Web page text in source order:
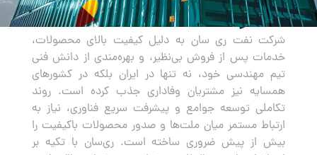
صادرات
شرکت نفت ری سان به دلیل کیفیت بالای محصولات،
خدمات پس از فروش بی‌نظیر، و بهره‌مندی از دانش فنی
تیم مهندسی خود، نه تنها در ایران بلکه در کشورهای
همسایه نیز مشتریان وفاداری جذب کرده است. روند
تکاملی توسعه جوامع و پیشرفت سریع فناوری، نیاز به
ارتباط مستمر میان ملت‌ها و صدور محصولات باکیفیت را
بیش از پیش ضروری ساخته است. ری‌سان با تکیه بر